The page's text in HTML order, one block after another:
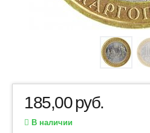
185,00руб.
В наличии